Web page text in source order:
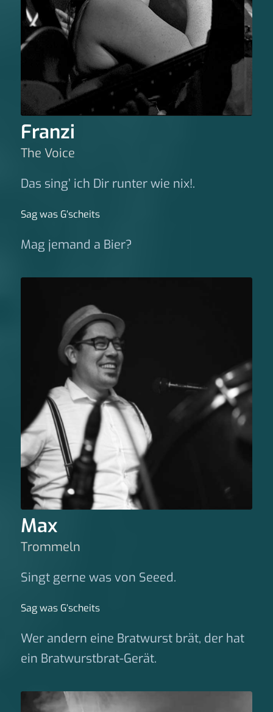
Franzi
The Voice
Das sing’ ich Dir runter wie nix!.
Sag was G‘scheits
Mag jemand a Bier?
Max
Trommeln
Singt gerne was von Seeed.
Sag was G‘scheits
Wer andern eine Bratwurst brät, der hat
ein Bratwurstbrat-Gerät.